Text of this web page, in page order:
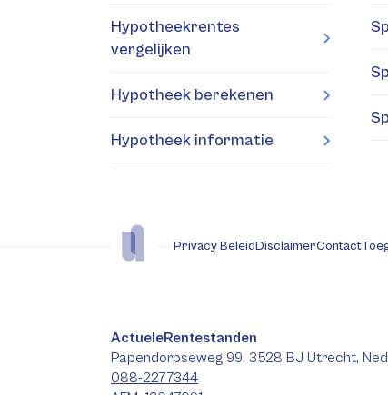
Hypotheekrentes
vergelijken
Hypotheek berekenen
Hypotheek informatie
Privacy BeleidDisclaimerContact
ActueleRentestanden
Papendorpseweg 99, 3528 BJ Utrecht,
088-2277344